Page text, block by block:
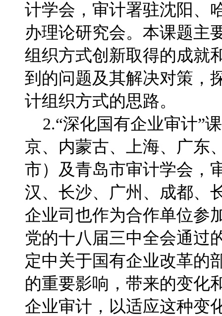
计学会，审计署驻沈阳、
办理论研究会。本课题主
组织方式创新取得的成就
到的问题及其解决对策，
计组织方式的思路。
2.“深化国有企业审计”
京、内蒙古、上海、广东
市）及青岛市审计学会，
汉、长沙、广州、成都、
企业司也作为合作单位参
党的十八届三中全会通过
定中关于国有企业改革的
的重要影响，带来的变化
企业审计，以适应这种变